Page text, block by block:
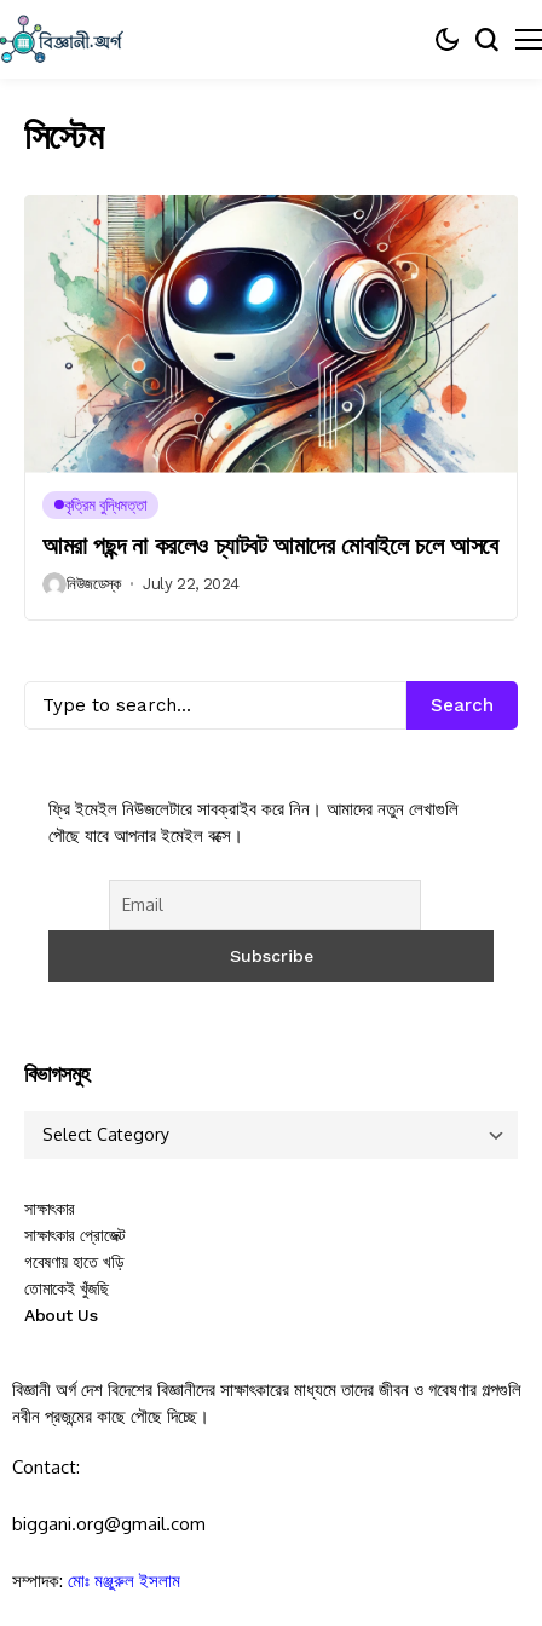
সিস্টেম
কৃত্রিম বুদ্ধিমত্তা
আমরা পছন্দ না করলেও চ্যাটবট আমাদের মোবাইলে চলে আসবে
নিউজডেস্ক July 22, 2024
Search
ফ্রি ইমেইল নিউজলেটারে সাবক্রাইব করে নিন। আমাদের নতুন লেখাগুলি
পৌছে যাবে আপনার ইমেইল বক্সে।
বিভাগসমুহ
সাক্ষাৎকার
সাক্ষাৎকার প্রোজেক্ট
গবেষণায় হাতে খড়ি
তোমাকেই খুঁজছি
About Us
বিজ্ঞানী অর্গ দেশ বিদেশের বিজ্ঞানীদের সাক্ষাৎকারের মাধ্যমে তাদের জীবন ও গবেষণার গল্পগুলি
নবীন প্রজন্মের কাছে পৌছে দিচ্ছে।
Contact:
biggani.org@gmail.com
সম্পাদক: মোঃ মঞ্জুরুল ইসলাম